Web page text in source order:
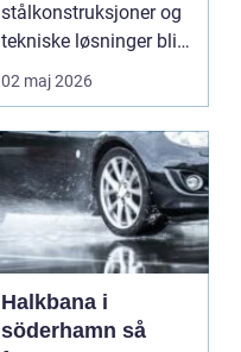
stålkonstruksjoner og
tekniske løsninger blir
holdt i g...
02 maj 2026
Halkbana i
söderhamn så